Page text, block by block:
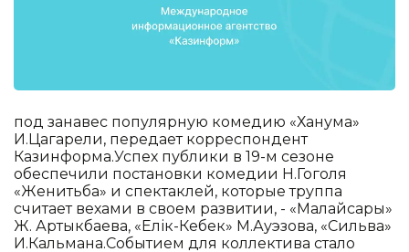
под занавес популярную комедию «Ханума»
И.Цагарели, передает корреспондент
Казинформа.Успех публики в 19-м сезоне
обеспечили постановки комедии Н.Гоголя
«Женитьба» и спектаклей, которые труппа
считает вехами в своем развитии, - «Малайсары»
Ж. Артыкбаева, «Еңлік-Кебек» М.Ауэзова, «Сильва»
И.Кальмана.Событием для коллектива стало